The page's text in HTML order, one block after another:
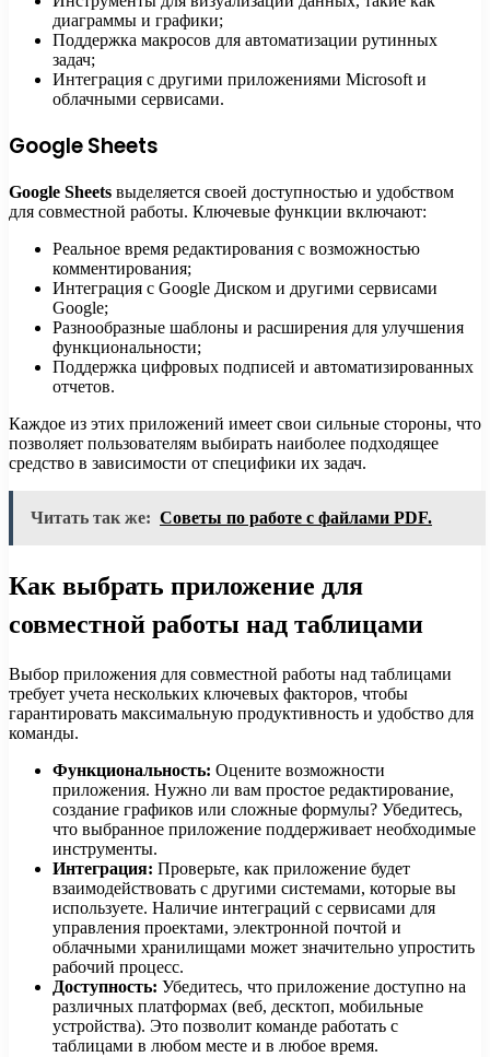
диаграммы и графики;
Поддержка макросов для автоматизации рутинных
задач;
Интеграция с другими приложениями Microsoft и
облачными сервисами.
Google Sheets
Google Sheets выделяется своей доступностью и удобством
для совместной работы. Ключевые функции включают:
Реальное время редактирования с возможностью
комментирования;
Интеграция с Google Диском и другими сервисами
Google;
Разнообразные шаблоны и расширения для улучшения
функциональности;
Поддержка цифровых подписей и автоматизированных
отчетов.
Каждое из этих приложений имеет свои сильные стороны, что
позволяет пользователям выбирать наиболее подходящее
средство в зависимости от специфики их задач.
Читать так же: Советы по работе с файлами PDF.
Как выбрать приложение для
совместной работы над таблицами
Выбор приложения для совместной работы над таблицами
требует учета нескольких ключевых факторов, чтобы
гарантировать максимальную продуктивность и удобство для
команды.
Функциональность: Оцените возможности
приложения. Нужно ли вам простое редактирование,
создание графиков или сложные формулы? Убедитесь,
что выбранное приложение поддерживает необходимые
инструменты.
Интеграция: Проверьте, как приложение будет
взаимодействовать с другими системами, которые вы
используете. Наличие интеграций с сервисами для
управления проектами, электронной почтой и
облачными хранилищами может значительно упростить
рабочий процесс.
Доступность: Убедитесь, что приложение доступно на
различных платформах (веб, десктоп, мобильные
устройства). Это позволит команде работать с
таблицами в любом месте и в любое время.